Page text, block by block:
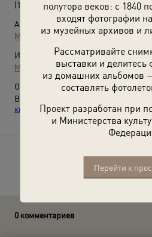
полутора веков: с 1840
входят фотографии
из музейных архивов и
Рассматривайте
выставки и делитесь
из домашних альбомов
составлять
Проект разработан при
и Министерства
Перейти к
(1925 - 1929)
Автор:
Моисей Наппельбаум
Источники:
МАММ / МДФ
О фотографии:
Выставка
киношколе»с этой фотографией.
Расскажите друзьям
0 комментариев